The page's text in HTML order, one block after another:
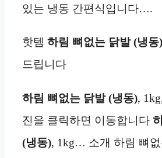
있는 냉동 간편식입니다….
핫템 하림 뼈없는 닭발 (냉동)
드립니다
하림 뼈없는 닭발 (냉동),
진을 클릭하면 이동합니다
(냉동), 1kg… 소개 하림 뼈